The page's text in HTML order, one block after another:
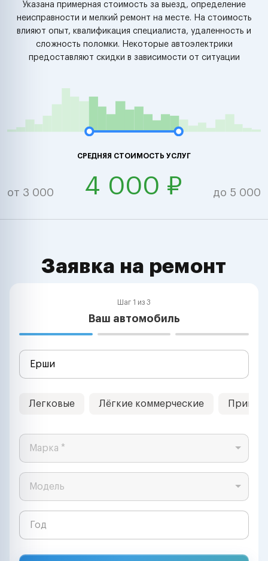
Указана примерная стоимость за выезд, определение
неисправности и мелкий ремонт на месте. На стоимость
влияют опыт, квалификация специалиста, удаленность и
сложность поломки. Некоторые автоэлектрики
предоставляют скидки в зависимости от ситуации
СРЕДНЯЯ СТОИМОСТЬ УСЛУГ
от 3 000 4 000 ₽ до 5 000
Заявка на ремонт
Шаг 1 из 3
Ваш автомобиль
Легковые Лёгкие коммерческие
Марка *
Модель